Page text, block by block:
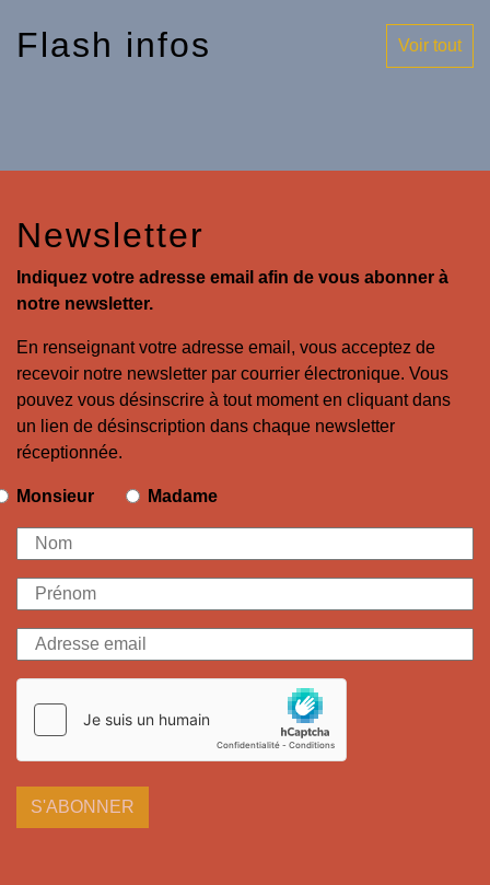
Flash infos Voir tout
Newsletter
Indiquez votre adresse email afin de vous abonner à
notre newsletter.
En renseignant votre adresse email, vous acceptez de
recevoir notre newsletter par courrier électronique. Vous
pouvez vous désinscrire à tout moment en cliquant dans
un lien de désinscription dans chaque newsletter
réceptionnée.
Monsieur Madame
S'ABONNER